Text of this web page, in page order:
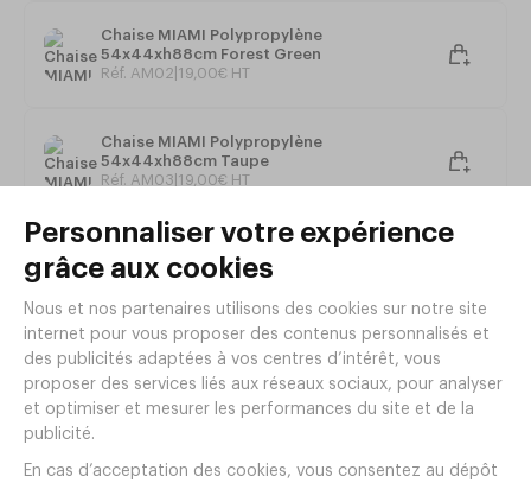
Dimensions LPH : 56 x 58 x 80 cm
Hauteur d'assise : 46 cm
Chaise MIAMI Polypropylène
54x44xh88cm Forest Green
Réf. AM02 19 00€ HT
Chaise MIAMI Polypropylène
54x44xh88cm Taupe
Réf. AM03 19 00€ HT
Tout voir
Articles complémentaires